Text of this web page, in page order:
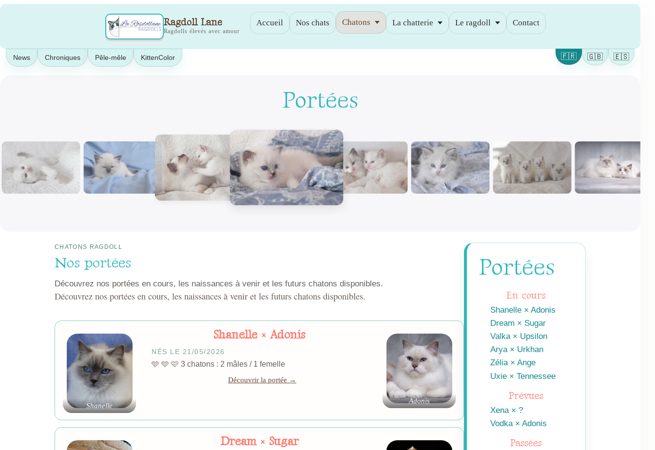
Aller
Ragdoll Lane
Ragdolls élevés avec amour
Accueil Nos chats Chatons La chatterie Le ragdoll Contact
News Chroniques Pêle-mêle KittenColor 🇫🇷 🇬🇧 🇪🇸
Portées
CHATONS RAGDOLL
Nos portées
Découvrez nos portées en cours, les naissances à venir et les futurs chatons disponibles.
Découvrez nos portées en cours, les naissances à venir et les futurs chatons disponibles.
Shanelle
Shanelle × Adonis
NÉS LE 21/05/2026
🩵 🩵 🩷 3 chatons : 2 mâles / 1 femelle
Découvrir la portée →
Adonis
Dream × Sugar
Portées
En cours
Shanelle × Adonis
Dream × Sugar
Valka × Upsilon
Arya × Urkhan
Zélia × Ange
Uxie × Tennessee
Prévues
Xena × ?
Vodka × Adonis
Passées